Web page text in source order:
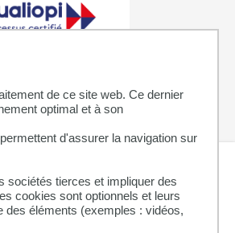
de ce site web. Ce dernier
optimal et à son
d'assurer la navigation sur
sociétés tierces et impliquer des
cookies sont optionnels et leurs
des éléments (exemples : vidéos,
SAVOIR PLUS